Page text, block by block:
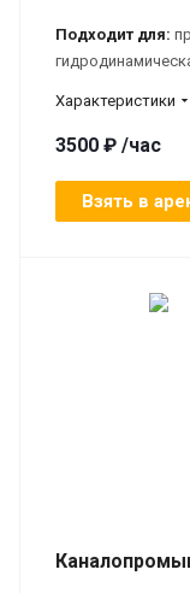
Подходит для:
Характеристики
3500 ₽ /час
Взять в